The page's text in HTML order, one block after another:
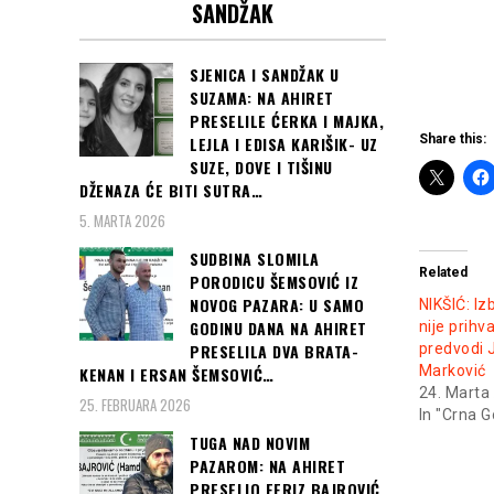
Share this:
Related
NIKŠIĆ:
nije
predvodi
Marković
24. Marta
In "Crna
SANDŽAK
SJENICA I SANDŽAK U
SUZAMA: NA AHIRET
PRESELILE ĆERKA I MAJKA,
LEJLA I EDISA KARIŠIK- UZ
SUZE, DOVE I TIŠINU
DŽENAZA ĆE BITI SUTRA…
5. MARTA 2026
SUDBINA SLOMILA
PORODICU ŠEMSOVIĆ IZ
NOVOG PAZARA: U SAMO
GODINU DANA NA AHIRET
PRESELILA DVA BRATA-
KENAN I ERSAN ŠEMSOVIĆ…
25. FEBRUARA 2026
TUGA NAD NOVIM
PAZAROM: NA AHIRET